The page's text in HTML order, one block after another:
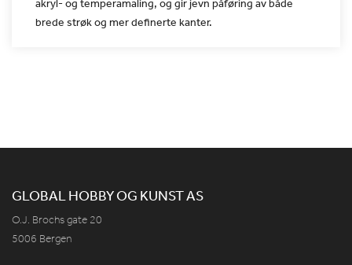
akryl- og temperamaling, og girjevn påføring av både
brede strøk og mer definerte kanter.
GLOBAL HOBBY OG KUNST AS
O.J. Brochs gate 20
5006 Bergen